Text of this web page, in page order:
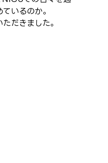
いるのか。
だきました。